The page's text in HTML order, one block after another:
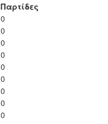
Παρτίδες
0
0
0
0
0
0
0
0
0